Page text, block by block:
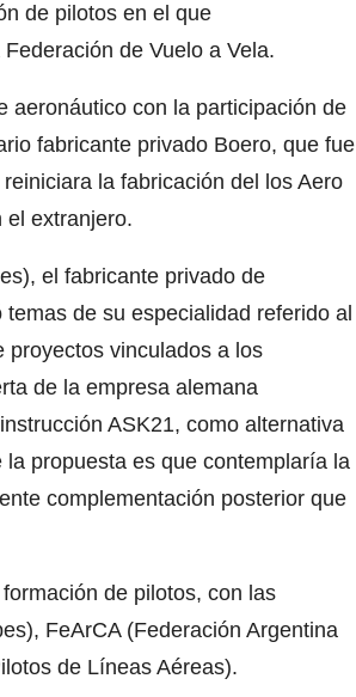
de pilotos en el que
de Vuelo a Vela.
aeronáutico con la participación de
fabricante privado Boero, que fue
la fabricación del los Aero
el extranjero.
el fabricante privado de
de su especialidad referido al
proyectos vinculados a los
de la empresa alemana
ASK21, como alternativa
propuesta es que contemplaría la
complementación posterior que
de pilotos, con las
FeArCA (Federación Argentina
de Líneas Aéreas).